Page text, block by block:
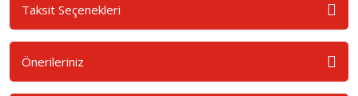
Taksit Seçenekleri
Önerileriniz